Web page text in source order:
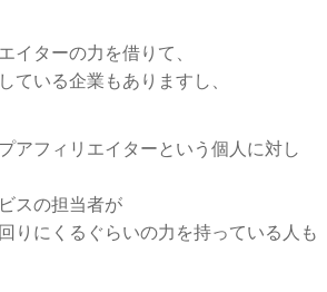
イターの力を借りて、
ている企業もありますし、
アフィリエイターという個人に対し
スの担当者が
りにくるぐらいの力を持っている人も